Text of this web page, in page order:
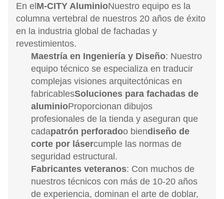
En el M-CITY AluminioNuestro equipo es la
columna vertebral de nuestros 20 años de éxito
en la industria global de fachadas y
revestimientos.
Maestría en Ingeniería y Diseño: Nuestro
equipo técnico se especializa en traducir
complejas visiones arquitectónicas en
fabricablesSoluciones para fachadas de
aluminioProporcionan dibujos
profesionales de la tienda y aseguran que
cadapatrón perforadoo biendiseño de
corte por lásercumple las normas de
seguridad estructural.
Fabricantes veteranos: Con muchos de
nuestros técnicos con más de 10-20 años
de experiencia, dominan el arte de doblar,